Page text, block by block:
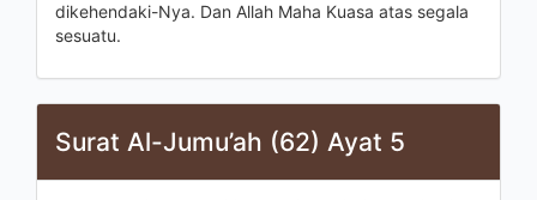
dikehendaki-Nya. Dan Allah Maha Kuasa atas segala
sesuatu.
Surat Al-Jumu’ah (62) Ayat 5